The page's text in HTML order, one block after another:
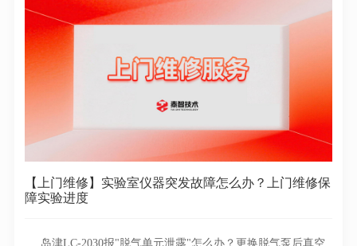
【上门维修】实验室仪器突发故障怎么办？上门维修保
障实验进度
岛津LC-2030报"脱气单元泄露"怎么办？更换脱气泵后真空